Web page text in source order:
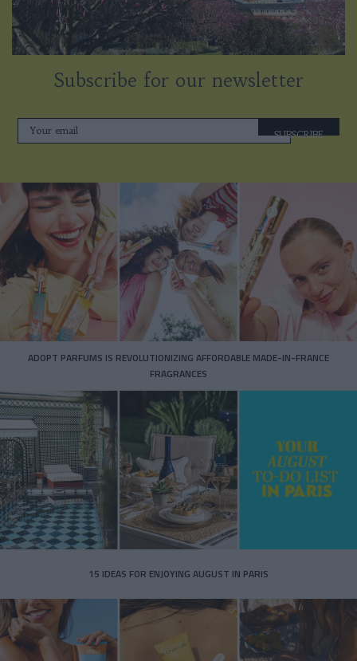
Subscribe for our newsletter
SUBSCRIBE
ADOPT PARFUMS IS REVOLUTIONIZING AFFORDABLE MADE-IN-FRANCE
FRAGRANCES
15 IDEAS FOR ENJOYING AUGUST IN PARIS